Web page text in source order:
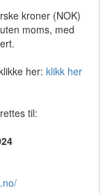
kroner (NOK)
moms, med
her: klikk her
til: